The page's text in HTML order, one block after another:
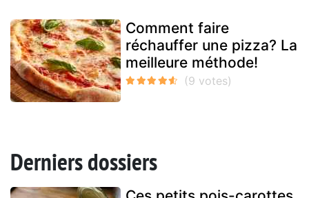
Comment faire
réchauffer une pizza? La
meilleure méthode!
Derniers dossiers